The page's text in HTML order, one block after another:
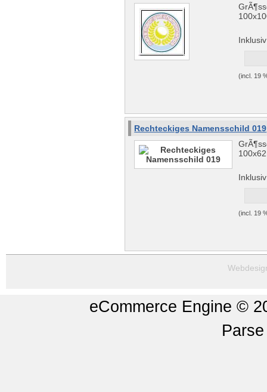
(incl. 19
Rechteckiges Namensschild 019
(incl. 19
eCommerce Engine ©